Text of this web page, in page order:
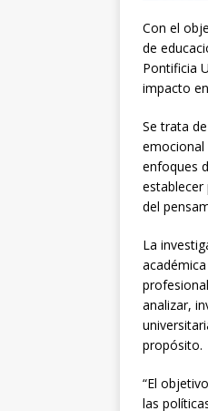
Con el
de
Pontificia
impacto
Se trata
emocional
enfoques
del
La
analizar,
propósito.
“El
las